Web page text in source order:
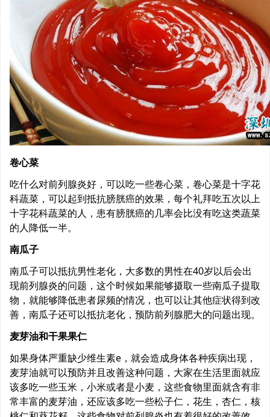
卷心菜
吃什么对前列腺炎好，可以吃一些卷心菜，卷心菜是十字花
科蔬菜，可以起到抵抗膀胱癌的效果，每个礼拜吃五次以上
十字花科蔬菜的人，患有膀胱癌的几率会比没有吃这类蔬菜
的人降低一半。
南瓜子
南瓜子可以抵抗男性老化，大多数的男性在40岁以后会出
现前列腺炎的问题，这个时候如果能够摄取一些南瓜子提取
物，就能够降低患者尿频的情况，也可以让其他症状得到改
善，南瓜子还可以抵抗老化，预防前列腺肥大的问题出现。
麦芽油和干果果仁
如果身体严重缺少维生素e，就会造成身体各种疾病出现，
麦芽油就可以预防并且改善这种问题，大家在生活里面就应
该多吃一些玉米，小米或者是小麦，这些食物里面就含有非
常丰富的麦芽油，还应该多吃一些松子仁，花生，杏仁，核